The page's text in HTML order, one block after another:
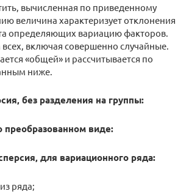
вычисленная по приведенному
величина характеризует отклонения
определяющих вариацию факторов.
всех, включая совершенно случайные.
«общей» и рассчитывается по
ниже.
без разделения на группы:
преобразованном виде:
для вариационного ряда:
ряда;